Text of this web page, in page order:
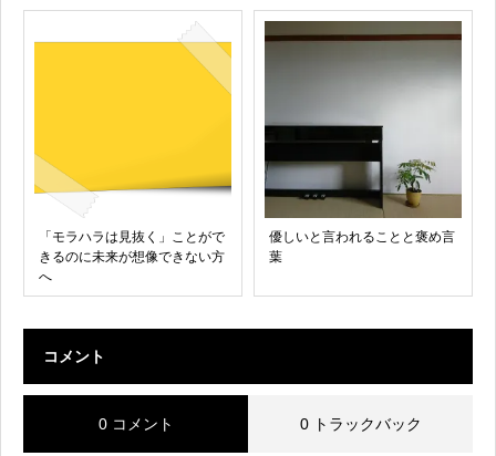
「モラハラは見抜く」ことがで
きるのに未来が想像できない方
へ
優しいと言われることと褒め言
葉
コメント
0 コメント 0 トラックバック